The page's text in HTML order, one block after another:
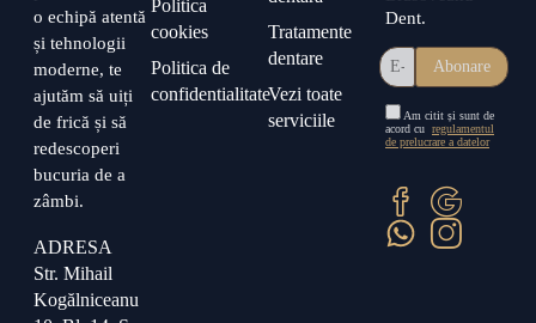
o echipă atentă
și tehnologii
moderne, te
ajutăm să uiți
de frică și să
redescoperi
bucuria de a
zâmbi.
ADRESA
Str. Mihail
Kogălniceanu
Politica
cookies
Politica de
confidentialitate
Tratamente
dentare
Vezi toate
serviciile
Dent.
Am citit și sunt de
acord cu regulamentul
de prelucrare a datelor